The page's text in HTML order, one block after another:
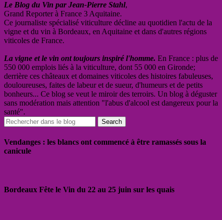
Le Blog du Vin par Jean-Pierre Stahl,
Grand Reporter à France 3 Aquitaine.
Ce journaliste spécialisé viticulture décline au quotidien l'actu de la
vigne et du vin à Bordeaux, en Aquitaine et dans d'autres régions
viticoles de France.
La vigne et le vin ont toujours inspiré l'homme. En France : plus de
550 000 emplois liés à la viticulture, dont 55 000 en Gironde;
derrière ces châteaux et domaines viticoles des histoires fabuleuses,
douloureuses, faites de labeur et de sueur, d'humeurs et de petits
bonheurs... Ce blog se veut le miroir des terroirs. Un blog à déguster
sans modération mais attention "l'abus d'alcool est dangereux pour la
santé".
Vendanges : les blancs ont commencé à être ramassés sous la
canicule
Bordeaux Fête le Vin du 22 au 25 juin sur les quais